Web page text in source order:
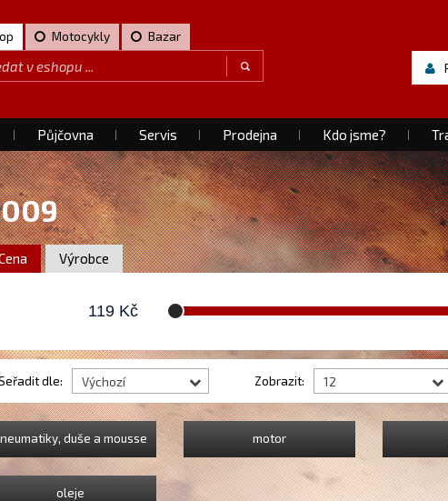
Motocykly Bazar
Půjčovna Servis Prodejna Kdo jsme?
Výrobce
119 Kč
dle: Výchozí Zobrazit: 12
duše a mousse motor
oleje